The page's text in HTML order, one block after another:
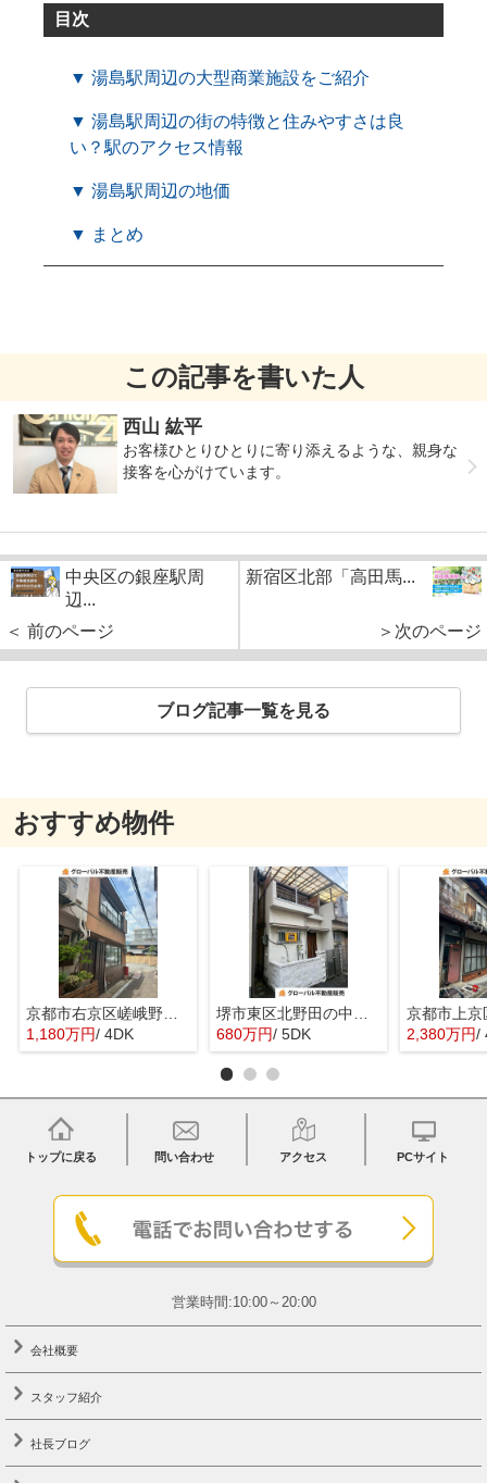
目次
▼ 湯島駅周辺の大型商業施設をご紹介
▼ 湯島駅周辺の街の特徴と住みやすさは良
い？駅のアクセス情報
▼ 湯島駅周辺の地価
▼ まとめ
この記事を書いた人
西山 紘平
お客様ひとりひとりに寄り添えるような、親身な
接客を心がけています。
中央区の銀座駅周
辺...
＜ 前のページ
新宿区北部「高田馬...
＞次のページ
ブログ記事一覧を見る
おすすめ物件
京都市右京区嵯峨野宮ノ元町の中古一戸建
1,180万円/ 4DK
680万円/ 5DK 2,380万円/
トップに戻る 問い合わせ アクセス PCサイト
営業時間:10:00～20:00
会社概要
スタッフ紹介
社長ブログ